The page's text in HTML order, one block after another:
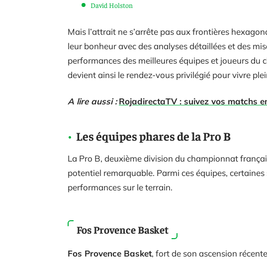
David Holston
Mais l’attrait ne s’arrête pas aux frontières
leur bonheur avec des analyses détaillées et des
performances des meilleures équipes et joueurs
devient ainsi le rendez-vous privilégié pour vivre
A lire aussi : RojadirectaTV : suivez vos matchs
Les équipes phares de la Pro B
La Pro B, deuxième division du championnat
potentiel remarquable. Parmi ces équipes,
performances sur le terrain.
Fos Provence Basket
Fos Provence Basket, fort de son ascension